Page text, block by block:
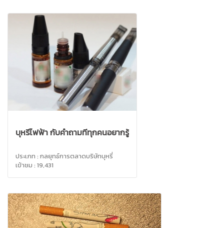
บุหรี่ไฟฟ้า กับคำถามที่ทุกคนอยากรู้
ประเภท : กลยุทธ์การตลาดบริษัทบุหรี่
เข้าชม : 19,431